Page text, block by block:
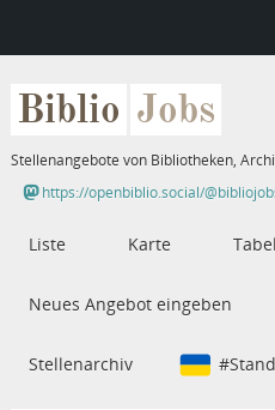
Biblio Jobs
Stellenangebote von Bibliotheken,
https://openbiblio.social/
Liste Karte
Neues Angebot eingeben
Stellenarchiv